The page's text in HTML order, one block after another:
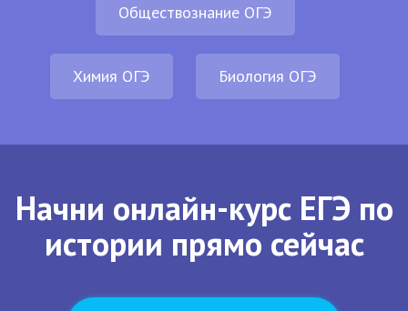
Обществознание ОГЭ
Химия ОГЭ Биология ОГЭ
Начни онлайн-курс ЕГЭ по
истории прямо сейчас